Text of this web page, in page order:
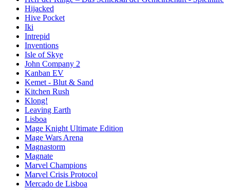
Hijacked
Hive Pocket
Iki
Intrepid
Inventions
Isle of Skye
John Company 2
Kanban EV
Kemet - Blut & Sand
Kitchen Rush
Klong!
Leaving Earth
Lisboa
Mage Knight Ultimate Edition
Mage Wars Arena
Magnastorm
Magnate
Marvel Champions
Marvel Crisis Protocol
Mercado de Lisboa